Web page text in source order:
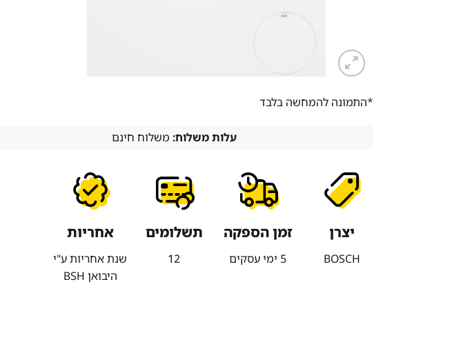
*התמונה להמחשה בלבד
עלות משלוח: משלוח חינם
יצרן
BOSCH
זמן הספקה
5 ימי עסקים
תשלומים
12
אחריות
שנת אחריות ע"י
היבואן BSH